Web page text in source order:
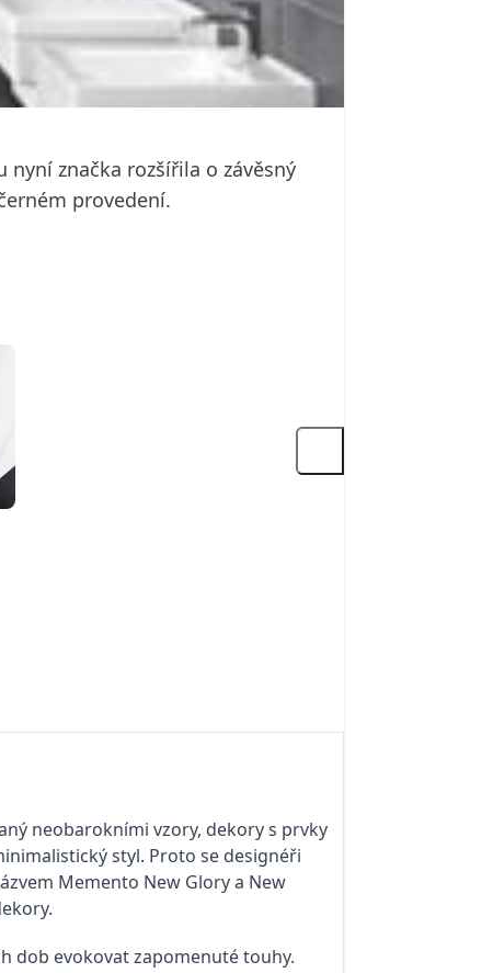
nyní značka rozšířila o závěsný
provedení.
neobarokními vzory, dekory s prvky
styl. Proto se designéři
Memento New Glory a New
dob evokovat zapomenuté touhy.